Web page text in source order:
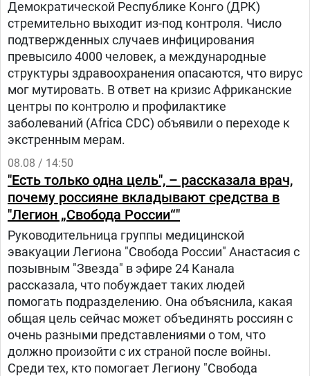
Демократической Республике Конго (ДРК)
стремительно выходит из-под контроля. Число
подтвержденных случаев инфицирования
превысило 4000 человек, а международные
структуры здравоохранения опасаются, что вирус
мог мутировать. В ответ на кризис Африканские
центры по контролю и профилактике
заболеваний (Africa CDC) объявили о переходе к
экстренным мерам.
08.08 / 14:50
"Есть только одна цель", – рассказала врач,
почему россияне вкладывают средства в
"Легион „Свобода России“"
Руководительница группы медицинской
эвакуации Легиона "Свобода России" Анастасия с
позывным "Звезда" в эфире 24 Канала
рассказала, что побуждает таких людей
помогать подразделению. Она объяснила, какая
общая цель сейчас может объединять россиян с
очень разными представлениями о том, что
должно произойти с их страной после войны.
Среди тех, кто помогает Легиону "Свобода